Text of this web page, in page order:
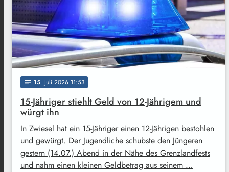
notes 15. Juli 2026 11:53
15-Jähriger stiehlt Geld von 12-Jährigem und
würgt ihn
In Zwiesel hat ein 15-Jähriger einen 12-Jährigen bestohlen
und gewürgt. Der Jugendliche schubste den Jüngeren
gestern (14.07.) Abend in der Nähe des Grenzlandfests
und nahm einen kleinen Geldbetrag aus seinem …